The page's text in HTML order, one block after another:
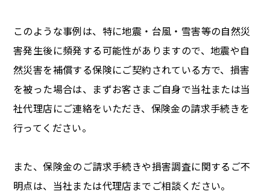
このような事例は、特に地震・台風・雪害等の自然災
害発生後に頻発する可能性がありますので、地震や自
然災害を補償する保険にご契約されている方で、損害
を被った場合は、まずお客さまご自身で当社または当
社代理店にご連絡をいただき、保険金の請求手続きを
行ってください。
また、保険金のご請求手続きや損害調査に関するご不
明点は、当社または代理店までご相談ください。